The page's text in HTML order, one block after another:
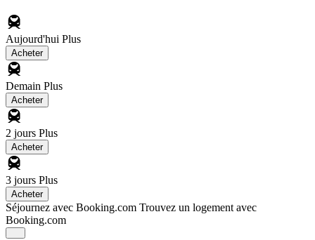
Aujourd'hui Plus
Acheter
Demain Plus
Acheter
2 jours Plus
Acheter
3 jours Plus
Acheter
Séjournez avec Booking.com Trouvez un logement avec
Booking.com